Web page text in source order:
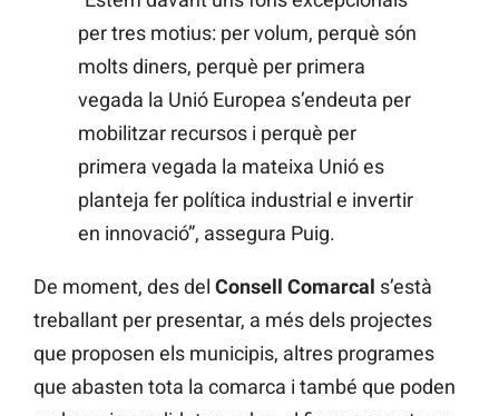
per tres motius: per volum, perquè són
molts diners, perquè per primera
vegada la Unió Europea s’endeuta per
mobilitzar recursos i perquè per
primera vegada la mateixa Unió es
planteja fer política industrial e invertir
en innovació”, assegura Puig.
De moment, des del Consell Comarcal s’està
treballant per presentar, a més dels projectes
que proposen els municipis, altres programes
que abasten tota la comarca i també que poden